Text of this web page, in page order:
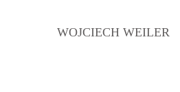
WOJCIECH WEILER